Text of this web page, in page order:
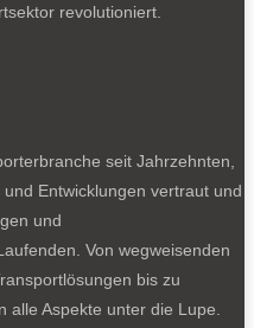
revolutioniert.
seit Jahrzehnten,
Entwicklungen vertraut und
und
Von wegweisenden
bis zu
alle Aspekte unter die Lupe.